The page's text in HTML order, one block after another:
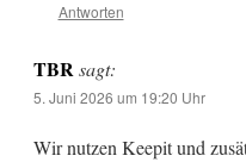
Antworten
TBR sagt:
5. Juni 2026 um 19:20 Uhr
Wir nutzen Keepit und